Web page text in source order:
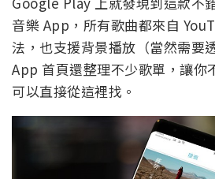
音樂 App，所有歌曲都來自
法，也支援背景播放（當然需要
App 首頁還整理不少歌單，讓你
可以直接從這裡找。